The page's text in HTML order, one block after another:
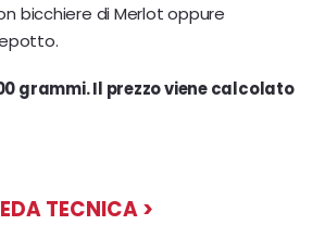
bicchiere di Merlot oppure
grammi. Il prezzo viene calcolato
TECNICA >